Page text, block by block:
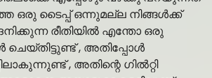
ഒരു ടൈപ്പ് ഒന്നുമല്ല നിങ്ങൾക്ക്
രീതിയിൽ എന്തോ ഒരു
, അതിപ്പോൾ
, അതിന്റെ ഗിൽറ്റി